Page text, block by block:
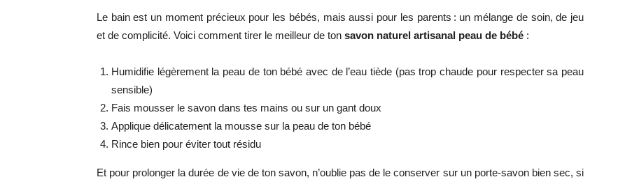
Le bain est un moment précieux pour les bébés, mais aussi pour les parents : un mélange de soin, de jeu
et de complicité. Voici comment tirer le meilleur de ton savon naturel artisanal peau de bébé :
Humidifie légèrement la peau de ton bébé avec de l’eau tiède (pas trop chaude pour respecter sa peau
sensible)
Fais mousser le savon dans tes mains ou sur un gant doux
Applique délicatement la mousse sur la peau de ton bébé
Rince bien pour éviter tout résidu
Et pour prolonger la durée de vie de ton savon, n’oublie pas de le conserver sur un porte-savon bien sec, si